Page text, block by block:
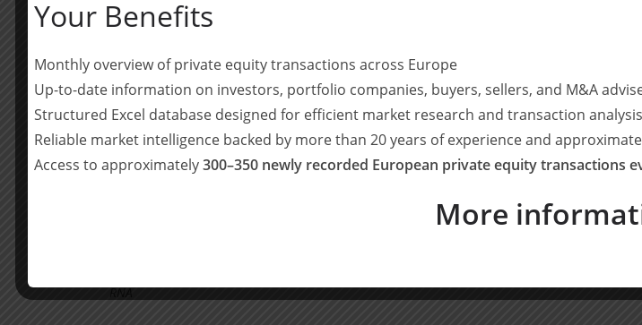
BayStartUP, die zentrale Institution für Startup-Finanzierung in Bayern, vernetzte die
VentureCon Growth.
Die Hofmann & Stirner Zuführsysteme GmbH wird nach abgeschlossener Übernahme als
Solutions GmbH am Markt agieren. RNA Digital Solutions wird die Weiterentwicklung
Geschäftsmodells vorantreiben und langfristig digitale Lösungen auch an andere
„Die KI und Simulation unterstützt uns zukünftig in der Entwicklung unserer Zuführlösungen.
RNA
Your Benefits
Monthly overview of private equity transactions across Europe
Up-to-date information on investors, portfolio companies, buyers, sellers, and M&A
Structured Excel database designed for efficient market research and transaction analysis
Reliable market intelligence backed by more than 20 years of experience and
Access to approximately300–350 newly recorded European private equity transactions
More